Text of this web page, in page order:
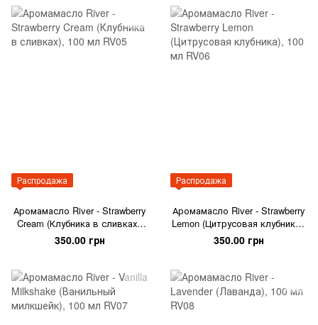
Распродажа
Аромамасло River - Strawberry
Cream (Клубника в сливках),
100 мл
350.00 грн
Распродажа
Аромамасло River - Strawberry
Lemon (Цитрусовая клубника),
100 мл
350.00 грн